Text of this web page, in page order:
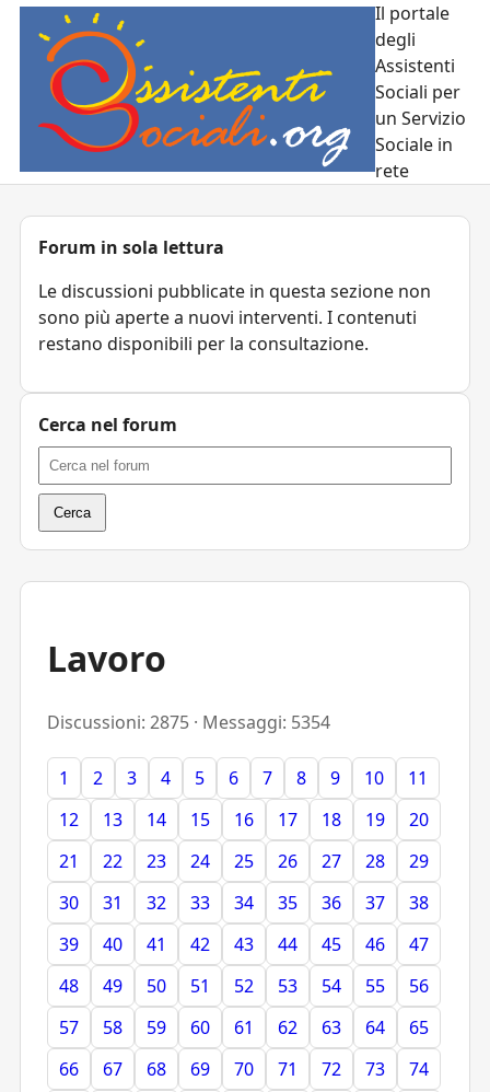
Il portale
degli
Assistenti
Sociali per
un Servizio
Sociale in
rete
Lavoro
Discussioni: 2875 · Messaggi: 5354
1 2 3 4 5 6 7 8 9 10
11
12
13 14 15 16 17 18 19
20
21
22 23 24 25 26 27 28
29
30
31 32 33 34 35 36 37
38
39
40 41 42 43 44 45 46
47
48
49 50 51 52 53 54 55
56
57
58 59 60 61 62 63 64
65
66
67 68 69 70 71 72 73
74
Forum in sola lettura
Le discussioni pubblicate in questa sezione non
sono più aperte a nuovi interventi. I contenuti
restano disponibili per la consultazione.
Cerca nel forum
Cerca